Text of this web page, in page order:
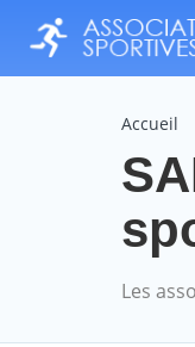
Accueil
Les